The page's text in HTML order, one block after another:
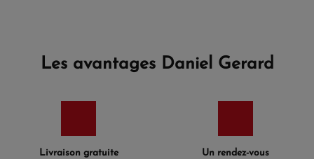
Les avantages Daniel Gerard
Livraison gratuite
Un rendez-vous